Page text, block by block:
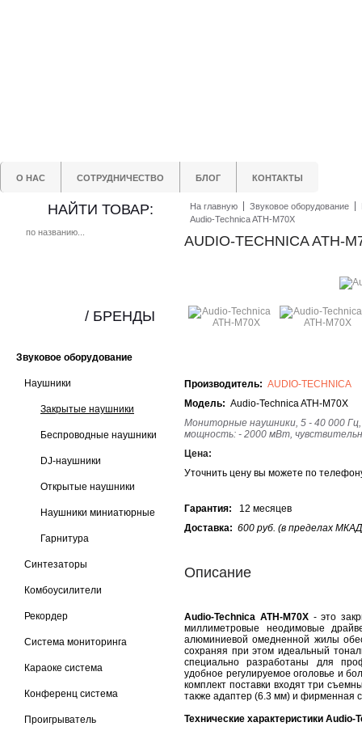
О НАС СОТРУДНИЧЕСТВО БЛОГ КОНТАКТЫ
НАЙТИ ТОВАР:
Звуковое оборудование
Наушники
Закрытые наушники
Беспроводные наушники
DJ-наушники
Открытые наушники
Наушники миниатюрные
Гарнитура
Синтезаторы
Комбоусилители
Рекордер
Система мониторинга
Караоке система
Конференц система
Проигрыватель
/ БРЕНДЫ
На главную Звуковое оборудование
Audio-Technica ATH-M70X
AUDIO-TECHNICA
Производитель: AUDIO-TECHNICA
Модель: Audio-Technica ATH-M70X
Мониторные наушники, 5 - 40 000
мощность: - 2000 мВт,
Цена:
Уточнить цену вы можете по
Гарантия: 12 месяцев
Доставка: 600 руб. (в пределах
Описание
Audio-Technica ATH-M70X- это
миллиметровые неодимовые
алюминиевой омедненной жилы
сохраняя при этом идеальный
специально разработаны для
удобное регулируемое оголовье и
комплект поставки входят три
также адаптер (6.3 мм) и фирменная
Технические характеристики Audio-